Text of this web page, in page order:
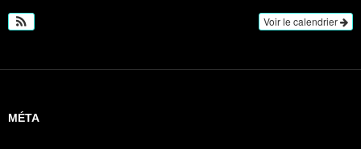
Voir le calendrier
MÉTA